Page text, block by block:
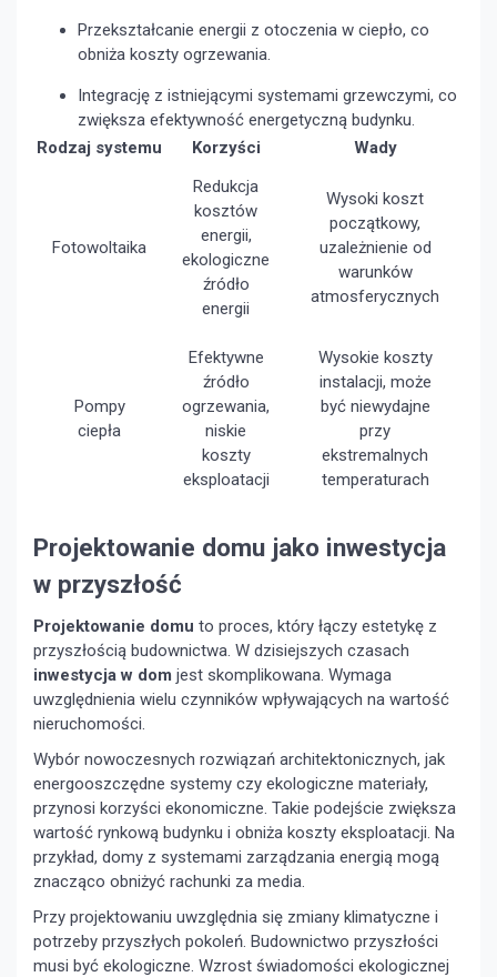
Przekształcanie energii z otoczenia w ciepło, co
obniża koszty ogrzewania.
Integrację z istniejącymi systemami grzewczymi, co
zwiększa efektywność energetyczną budynku.
Rodzaj systemu
Korzyści Wady
Fotowoltaika
Redukcja
kosztów
energii,
ekologiczne
źródło
energii
Wysoki koszt
początkowy,
uzależnienie od
warunków
atmosferycznych
Pompy
ciepła
Efektywne
źródło
ogrzewania,
niskie
koszty
eksploatacji
Wysokie koszty
instalacji, może
być niewydajne
przy
ekstremalnych
temperaturach
Projektowanie domu jako inwestycja
w przyszłość
Projektowanie domu to proces, który łączy estetykę z
przyszłością budownictwa. W dzisiejszych czasach
inwestycja w dom jest skomplikowana. Wymaga
uwzględnienia wielu czynników wpływających na wartość
nieruchomości.
Wybór nowoczesnych rozwiązań architektonicznych, jak
energooszczędne systemy czy ekologiczne materiały,
przynosi korzyści ekonomiczne. Takie podejście zwiększa
wartość rynkową budynku i obniża koszty eksploatacji. Na
przykład, domy z systemami zarządzania energią mogą
znacząco obniżyć rachunki za media.
Przy projektowaniu uwzględnia się zmiany klimatyczne i
potrzeby przyszłych pokoleń. Budownictwo przyszłości
musi być ekologiczne. Wzrost świadomości ekologicznej